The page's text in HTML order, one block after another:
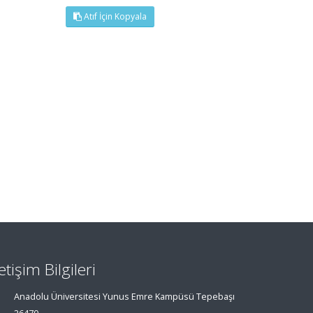
Atıf İçin Kopyala
Bilgileri
Anadolu Üniversitesi Yunus Emre Kampüsü Tepebaşı